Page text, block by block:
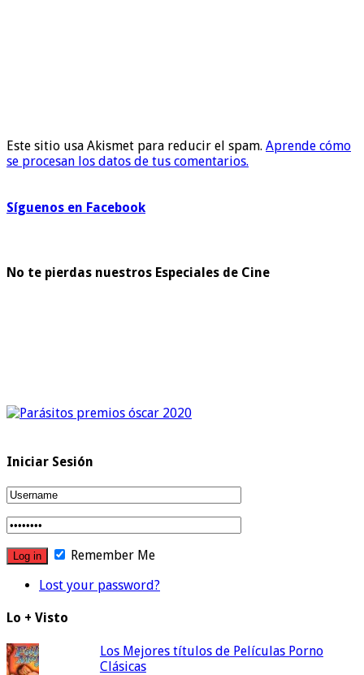
Este sitio usa Akismet para reducir el spam. Aprende cómo
se procesan los datos de tus comentarios.
Síguenos en Facebook
No te pierdas nuestros Especiales de Cine
Iniciar Sesión
Remember Me
Lost your password?
Lo + Visto
Los Mejores títulos de Películas Porno
Clásicas